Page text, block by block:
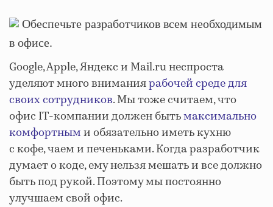
Обеспечьте разработчиков всем необходимым
в офисе.
Google, Apple, Яндекс и Mail.ru неспроста
уделяют много вниманиярабочей среде для
своих сотрудников. Мы тоже считаем, что
офис IT-компании должен бытьмаксимально
комфортными обязательно иметь кухню
с кофе, чаем и печеньками. Когда разработчик
думает о коде, ему нельзя мешать и все должно
быть под рукой. Поэтому мы постоянно
улучшаем свой офис.